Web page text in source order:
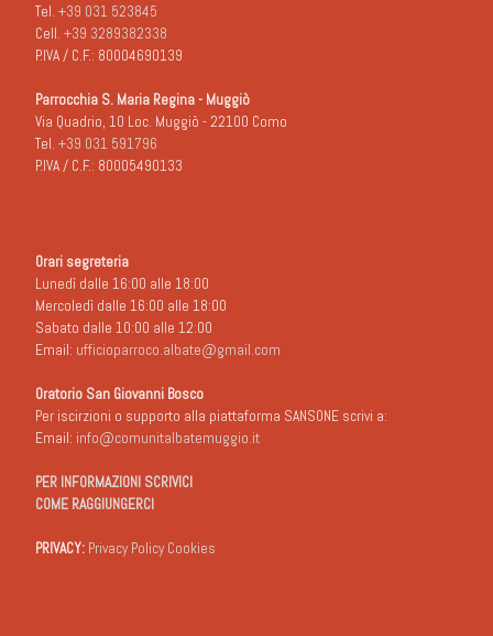
Tel. +39 031 523845
Cell. +39 3289382338
P.IVA / C.F.: 80004690139
Parrocchia S. Maria Regina - Muggiò
Via Quadrio, 10 Loc. Muggiò - 22100 Como
Tel. +39 031 591796
P.IVA / C.F.: 80005490133
Orari segreteria
Lunedì dalle 16:00 alle 18:00
Mercoledì dalle 16:00 alle 18:00
Sabato dalle 10:00 alle 12:00
Email: ufficioparroco.albate@gmail.com
Oratorio San Giovanni Bosco
Per iscirzioni o supporto alla piattaforma SANSONE scrivi a:
Email: info@comunitalbatemuggio.it
PER INFORMAZIONI SCRIVICI
COME RAGGIUNGERCI
PRIVACY: Privacy Policy Cookies